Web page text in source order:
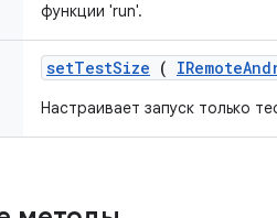
функции 'run'.
setTestSize ( IRemote
Настраивает запуск только